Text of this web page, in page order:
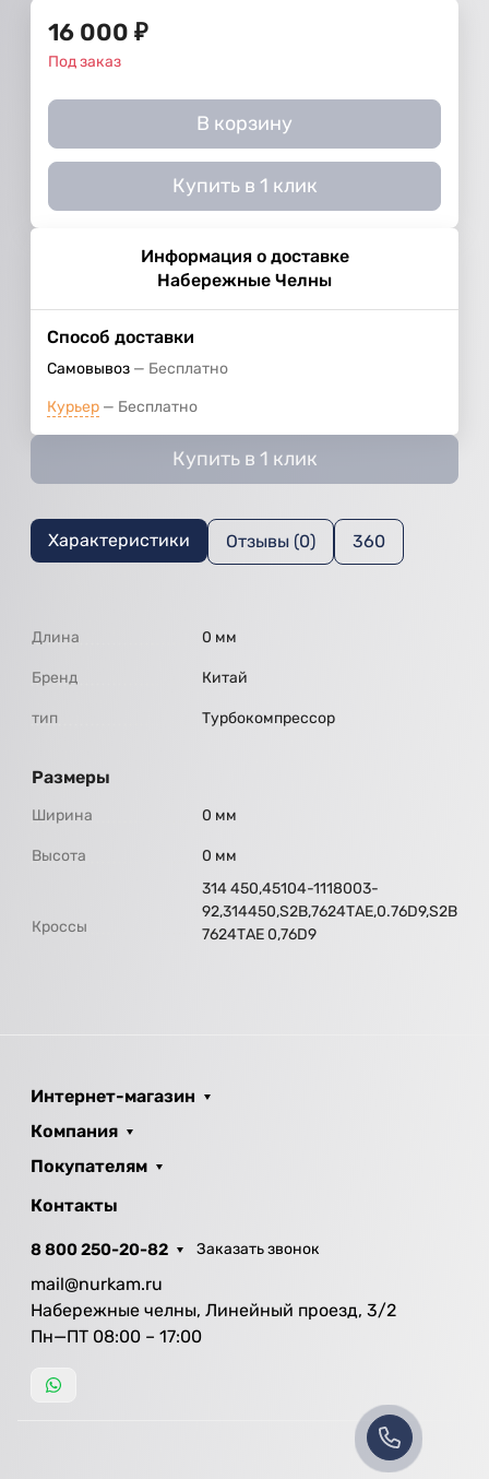
16 000 ₽
Под заказ
В корзину
Купить в 1 клик
Информация о доставке
Набережные Челны
Способ доставки
Самовывоз Бесплатно
Курьер Бесплатно
Купить в 1 клик
Характеристики Отзывы (0) 360
Длина 0 мм
Бренд Китай
тип Турбокомпрессор
Размеры
Ширина 0 мм
Высота 0 мм
Кроссы
314 450,45104-1118003-
92,314450,S2В,7624ТАЕ,0.76D9,S2В
7624ТАЕ 0,76D9
Интернет-магазин
Компания
Покупателям
Контакты
8 800 250-20-82 Заказать звонок
mail@nurkam.ru
Набережные челны, Линейный проезд, 3/2
Пн—ПТ 08:00 – 17:00